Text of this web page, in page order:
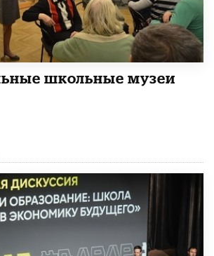
школьные музеи